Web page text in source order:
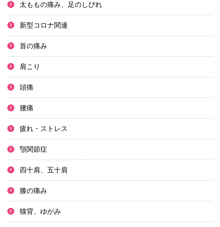
太ももの痛み、足のしびれ
新型コロナ関連
首の痛み
肩こり
頭痛
腰痛
疲れ・ストレス
顎関節症
四十肩、五十肩
膝の痛み
猫背、ゆがみ